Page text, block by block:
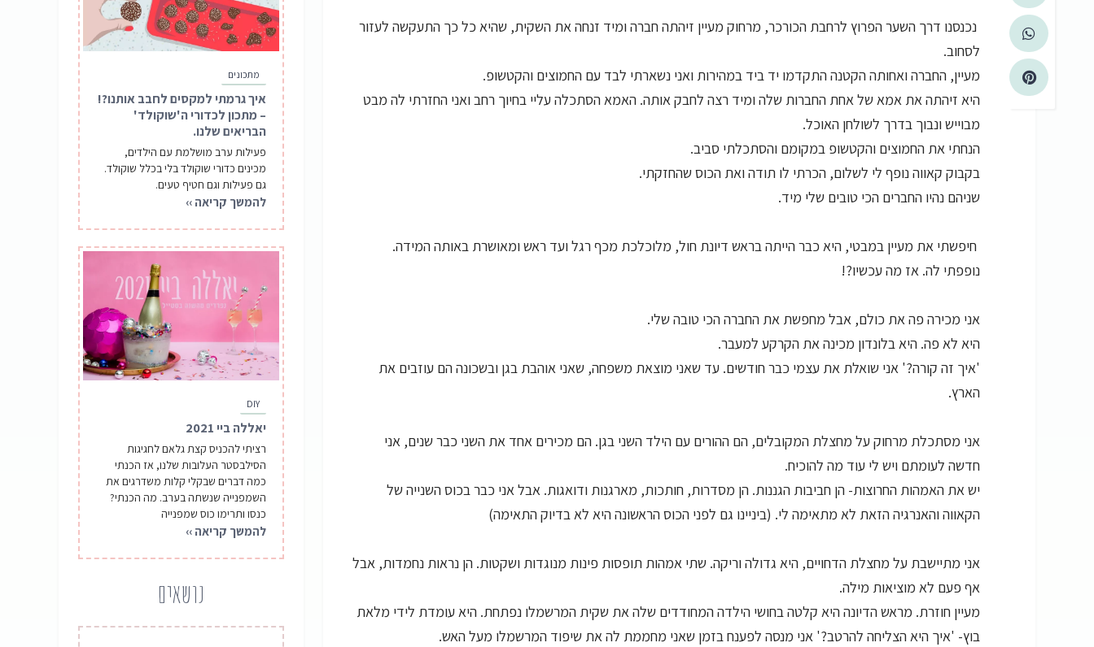
נכנסנו דרך השער הפרוץ לרחבת הכורכר, מרחוק מעיין זיהתה חברה ומיד זנחה את השקית, שהיא כל כך התעקשה לעזור
לסחוב.
מעיין, החברה ואחותה הקטנה התקדמו יד ביד במהירות ואני נשארתי לבד עם החמוצים והקטשופ.
היא זיהתה את אמא של אחת החברות שלה ומיד רצה לחבק אותה. האמא הסתכלה עליי בחיוך רחב ואני החזרתי לה מבט
מבוייש ונבוך בדרך לשולחן האוכל.
הנחתי את החמוצים והקטשופ במקומם והסתכלתי סביב.
בקבוק קאווה נופף לי לשלום, הכרתי לו תודה ואת הכוס שהחזקתי.
שניהם נהיו החברים הכי טובים שלי מיד.
חיפשתי את מעיין במבטי, היא כבר הייתה בראש דיונת חול, מלוכלכת מכף רגל ועד ראש ומאושרת באותה המידה.
נופפתי לה. אז מה עכשיו?!
אני מכירה פה את כולם, אבל מחפשת את החברה הכי טובה שלי.
היא לא פה. היא בלונדון מכינה את הקרקע למעבר.
'איך זה קורה?' אני שואלת את עצמי כבר חודשים. עד שאני מוצאת משפחה, שאני אוהבת בגן ובשכונה הם עוזבים את
הארץ.
אני מסתכלת מרחוק על מחצלת המקובלים, הם ההורים עם הילד השני בגן. הם מכירים אחד את השני כבר שנים, אני
חדשה לעומתם ויש לי עוד מה להוכיח.
יש את האמהות החרוצות- הן חביבות הגננות. הן מסדרות, חותכות, מארגנות ודואגות. אבל אני כבר בכוס השנייה של
הקאווה והאנרגיה הזאת לא מתאימה לי. (ביניינו גם לפני הכוס הראשונה היא לא בדיוק התאימה)
אני מתיישבת על מחצלת הדחויים, היא גדולה וריקה. שתי אמהות תופסות פינות מנוגדות ושקטות. הן נראות נחמדות, אבל
אף פעם לא מוציאות מילה.
מעיין חוזרת. מראש הדיונה היא קלטה בחושי הילדה המחודדים שלה את שקית המרשמלו נפתחת. היא עומדת לידי מלאת
בוץ- 'איך היא הצליחה להרטב?' אני מנסה לפענח בזמן שאני מחממת לה את שיפוד המרשמלו מעל האש.
מתכונים
איך גרמתי למקסים לחבב אותנו?!
– מתכון לכדורי ה'שוקולד'
הבריאים שלנו.
פעילות ערב מושלמת עם הילדים,
מכינים כדורי שוקולד בלי בכלל שוקולד.
גם פעילות וגם חטיף טעים.
להמשך קריאה ››
DIY
יאללה ביי 2021
רציתי להכניס קצת גלאם לחגיגות
הסילבסטר העלובות שלנו, אז הכנתי
כמה דברים שבקלי קלות משדרגים את
השמפנייה שנשתה בערב. מה הכנתי?
כנסו ותרימו כוס שמפנייה
להמשך קריאה ››
נושאים